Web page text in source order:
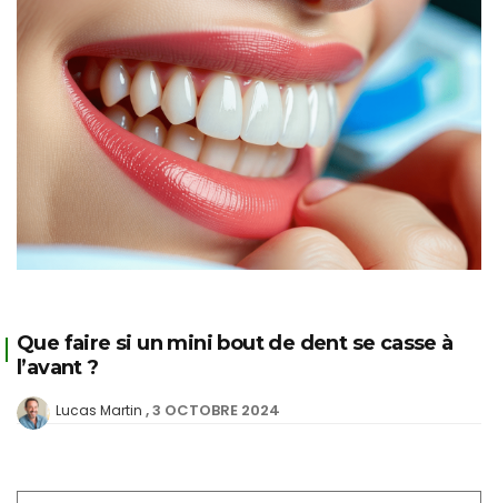
Que faire si un mini bout de dent se casse à
l’avant ?
Lucas Martin 3 OCTOBRE 2024